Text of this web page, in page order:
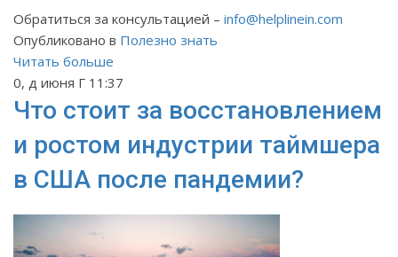
Обратиться за консультацией – info@helplinein.com
Опубликовано в Полезно знать
Читать больше
0, д июня Г 11:37
Что стоит за восстановлением
и ростом индустрии таймшера
в США после пандемии?